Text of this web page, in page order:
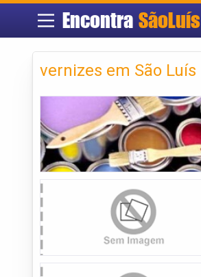
Encontra SãoLuís
vernizes em São Luís